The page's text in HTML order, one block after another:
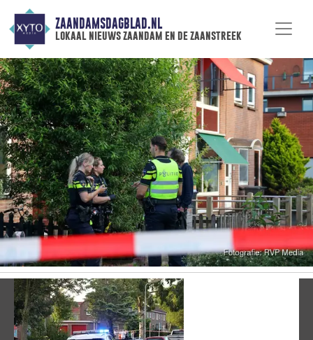
ZAANDAMSDAGBLAD.NL
lokaal nieuws zaandam en de zaanstreek